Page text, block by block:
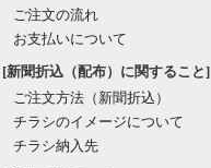
ご注文の流れ
お支払いについて
[新聞折込（配布）に関すること]
ご注文方法（新聞折込）
チラシのイメージについて
チラシ納入先